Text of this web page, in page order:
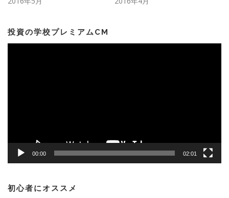
投資の学校プレミアムCM
00:00 02:01
初心者にオススメ